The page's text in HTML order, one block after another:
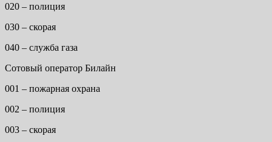
020 – полиция
030 – скорая
040 – служба газа
Сотовый оператор Билайн
001 – пожарная охрана
002 – полиция
003 – скорая